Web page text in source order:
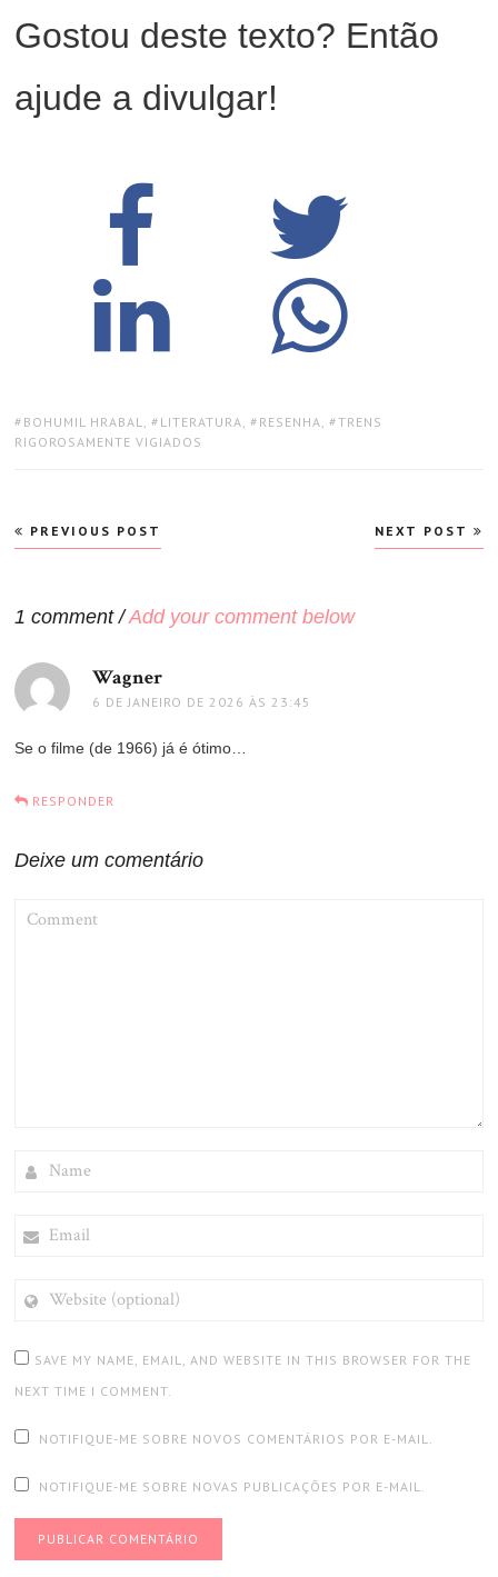
Gostou deste texto? Então
ajude a divulgar!
TAGS:
BOHUMIL HRABAL, LITERATURA, RESENHA, TRENS
RIGOROSAMENTE VIGIADOS
Navegação
de
PREVIOUS POST NEXT POST
1 comment /Add your comment below
Wagner
6 DE JANEIRO DE 2026 ÀS 23:45
Se o filme (de 1966) já é ótimo…
RESPONDER
Deixe um comentário
(OPTIONAL)
SAVE MY NAME, EMAIL, AND WEBSITE IN THIS BROWSER FOR THE
NEXT TIME I COMMENT.
NOTIFIQUE-ME SOBRE NOVOS COMENTÁRIOS POR E-MAIL.
NOTIFIQUE-ME SOBRE NOVAS PUBLICAÇÕES POR E-MAIL.